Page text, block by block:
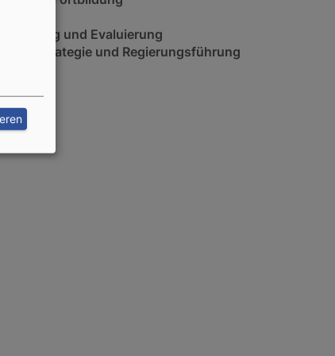
Monitoring und Evaluierung
Politik, Strategie und Regierungsführung